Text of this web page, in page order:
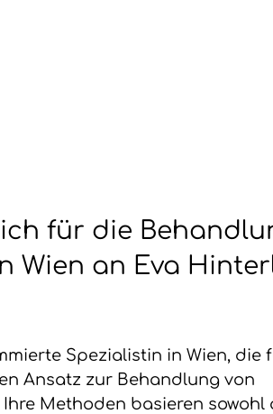
für die
Wien an Eva
Spezialistin in Wien, die
Ansatz zur Behandlung von
Methoden basieren sowohl